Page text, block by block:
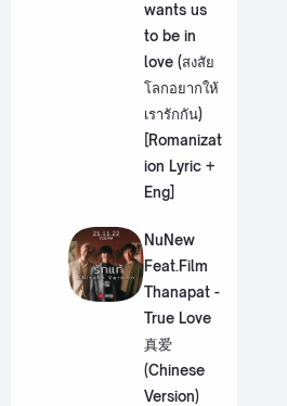
wants us
to be in
love (สงสัย
โลกอยากให้
เรารักกัน)
[Romanizat
ion Lyric +
Eng]
NuNew
Feat.Film
Thanapat -
True Love
真爱
(Chinese
Version)